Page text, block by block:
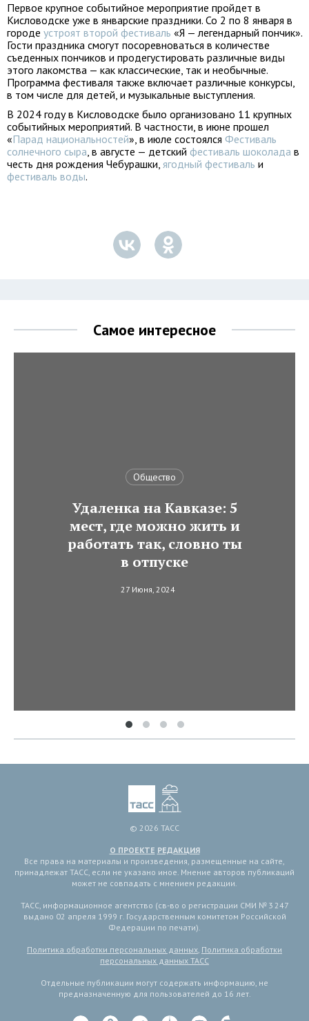
Первое крупное событийное мероприятие пройдет в
Кисловодске уже в январские праздники. Со 2 по 8 января в
городе устроят второй фестиваль «Я — легендарный пончик».
Гости праздника смогут посоревноваться в количестве
съеденных пончиков и продегустировать различные виды
этого лакомства — как классические, так и необычные.
Программа фестиваля также включает различные конкурсы,
в том числе для детей, и музыкальные выступления.
В 2024 году в Кисловодске было организовано 11 крупных
событийных мероприятий. В частности, в июне прошел
«Парад национальностей», в июле состоялся Фестиваль
солнечного сыра, в августе — детский фестиваль шоколада в
честь дня рождения Чебурашки, ягодный фестиваль и
фестиваль воды.
Самое интересное
Общество
Удаленка на Кавказе: 5
мест, где можно жить и
работать так, словно ты
в отпуске
27 Июня, 2024
© 2026 ТАСС
О ПРОЕКТЕ РЕДАКЦИЯ
Все права на материалы и произведения, размещенные на сайте,
принадлежат ТАСС, если не указано иное. Мнение авторов публикаций
может не совпадать с мнением редакции.
ТАСС, информационное агентство (св-во о регистрации СМИ № 3 247
выдано 02 апреля 1999 г. Государственным комитетом Российской
Федерации по печати).
Политика обработки персональных данных, Политика обработки
персональных данных ТАСС
Отдельные публикации могут содержать информацию, не
предназначенную для пользователей до 16 лет.